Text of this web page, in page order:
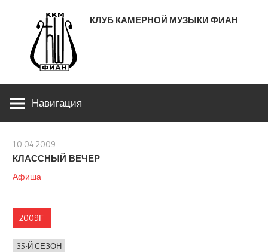
содержимому
КЛУБ КАМЕРНОЙ МУЗЫКИ ФИАН
ЛЕНИНСКИЙ ПРОСПЕКТ 53
Навигация
10.04.2009
КЛАССНЫЙ ВЕЧЕР
Афиша
2009Г
35-Й СЕЗОН